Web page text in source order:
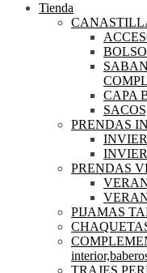
Tienda
CAPA
PRENDAS
PRENDAS
PIJAMAS
TRAJES